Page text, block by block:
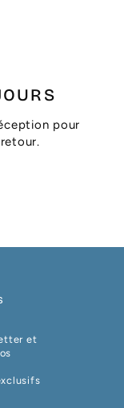
pour
et